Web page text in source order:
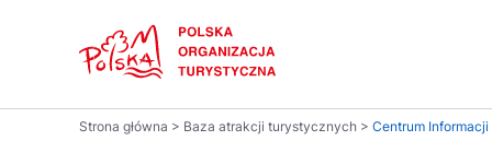
Strona główna > Baza atrakcji turystycznych > Centrum